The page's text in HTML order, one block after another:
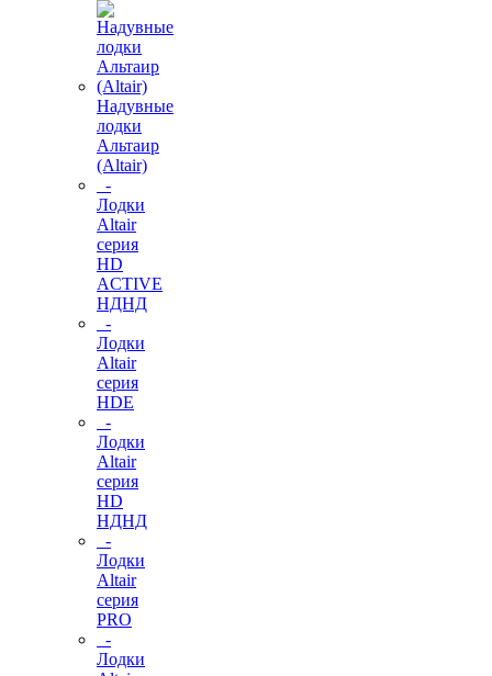
Надувные
лодки
Альтаир
(Altair)
-
Лодки
Altair
серия
HD
ACTIVE
НДНД
-
Лодки
Altair
серия
HDE
-
Лодки
Altair
серия
HD
НДНД
-
Лодки
Altair
серия
PRO
-
Лодки